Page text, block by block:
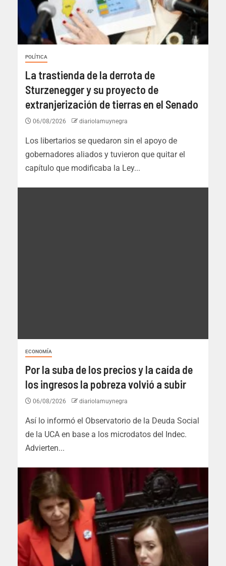
POLÍTICA
La trastienda de la derrota de
Sturzenegger y su proyecto de
extranjerización de tierras en el Senado
06/08/2026 diariolamuynegra
Los libertarios se quedaron sin el apoyo de
gobernadores aliados y tuvieron que quitar el
capítulo que modificaba la Ley...
ECONOMÍA
Por la suba de los precios y la caída de
los ingresos la pobreza volvió a subir
06/08/2026 diariolamuynegra
Así lo informó el Observatorio de la Deuda Social
de la UCA en base a los microdatos del Indec.
Advierten...